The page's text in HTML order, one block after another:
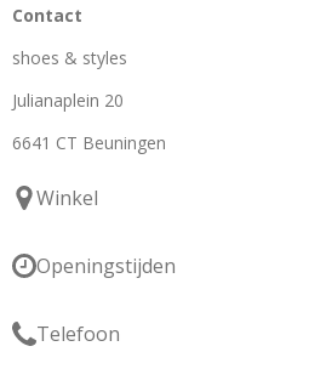
Contact
shoes & styles
Julianaplein 20
6641 CT Beuningen
Winkel
Openingstijden
Telefoon